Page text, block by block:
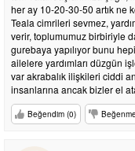
her ay 10-20-30-50 artık ne
Teala cimrileri sevmez,
verir, toplumumuz birbiriyle
gurebaya yapılıyor bunu
ailelere yardımları düzgün
var akrabalık ilişkileri ciddi
insanlarına ancak bizler el
Beğendim (0)